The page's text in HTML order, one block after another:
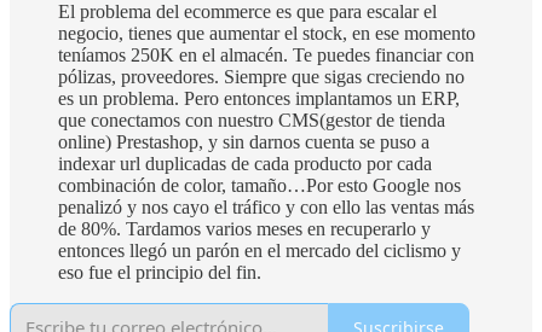
El problema del ecommerce es que para escalar el
negocio, tienes que aumentar el stock, en ese momento
teníamos 250K en el almacén. Te puedes financiar con
pólizas, proveedores. Siempre que sigas creciendo no
es un problema. Pero entonces implantamos un ERP,
que conectamos con nuestro CMS(gestor de tienda
online) Prestashop, y sin darnos cuenta se puso a
indexar url duplicadas de cada producto por cada
combinación de color, tamaño…Por esto Google nos
penalizó y nos cayo el tráfico y con ello las ventas más
de 80%. Tardamos varios meses en recuperarlo y
entonces llegó un parón en el mercado del ciclismo y
eso fue el principio del fin.
Suscribirse